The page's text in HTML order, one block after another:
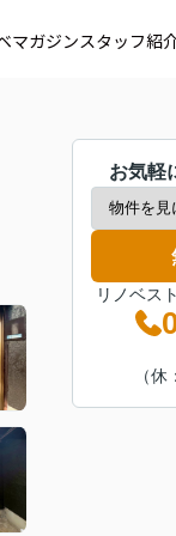
マガジンスタッフ紹
お気軽
リノベス
（